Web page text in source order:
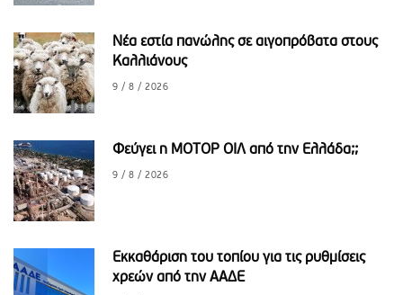
Νέα εστία πανώλης σε αιγοπρόβατα στους
Καλλιάνους
9 / 8 / 2026
Φεύγει η ΜΟΤΟΡ ΟΙΛ από την Ελλάδα;;
9 / 8 / 2026
Εκκαθάριση του τοπίου για τις ρυθμίσεις
χρεών από την ΑΑΔΕ